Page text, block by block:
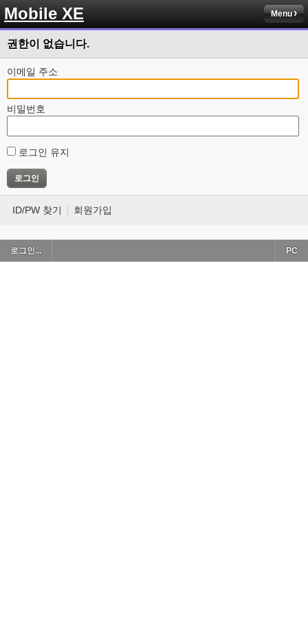
Mobile XE Menu
권한이 없습니다.
이메일 주소
비밀번호
로그인 유지
ID/PW 찾기 회원가입
로그인... PC